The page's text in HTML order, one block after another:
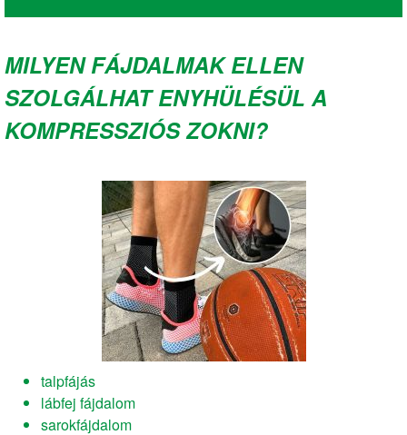
MILYEN FÁJDALMAK ELLEN
SZOLGÁLHAT ENYHÜLÉSÜL A
KOMPRESSZIÓS ZOKNI?
talpfájás
lábfej fájdalom
sarokfájdalom